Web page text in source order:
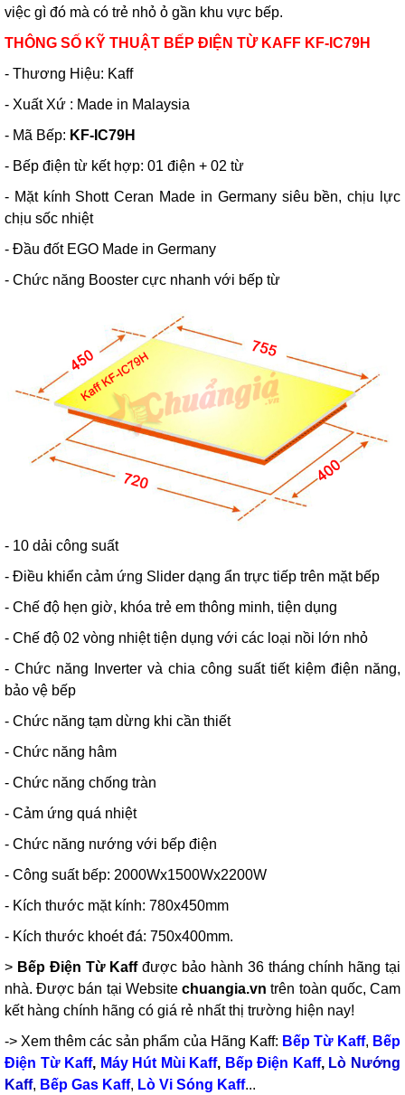
việc gì đó mà có trẻ nhỏ ỏ gần khu vực bếp.
THÔNG SỐ KỸ THUẬT BẾP ĐIỆN TỪ KAFF KF-IC79H
- Thương Hiệu: Kaff
- Xuất Xứ : Made in Malaysia
- Mã Bếp: KF-IC79H
- Bếp điện từ kết hợp: 01 điện + 02 từ
- Mặt kính Shott Ceran Made in Germany siêu bền, chịu lực
chịu sốc nhiệt
- Đầu đốt EGO Made in Germany
- Chức năng Booster cực nhanh với bếp từ
- 10 dải công suất
- Điều khiển cảm ứng Slider dạng ẩn trực tiếp trên mặt bếp
- Chế độ hẹn giờ, khóa trẻ em thông minh, tiện dụng
- Chế độ 02 vòng nhiệt tiện dụng với các loại nồi lớn nhỏ
- Chức năng Inverter và chia công suất tiết kiệm điện năng,
bảo vệ bếp
- Chức năng tạm dừng khi cần thiết
- Chức năng hâm
- Chức năng chống tràn
- Cảm ứng quá nhiệt
- Chức năng nướng với bếp điện
- Công suất bếp: 2000Wx1500Wx2200W
- Kích thước mặt kính: 780x450mm
- Kích thước khoét đá: 750x400mm.
> Bếp Điện Từ Kaffđược bảo hành 36 tháng chính hãng tại
nhà. Được bán tại Websitechuangia.vn trên toàn quốc, Cam
kết hàng chính hãng có giá rẻ nhất thị trường hiện nay!
-> Xem thêm các sản phẩm của Hãng Kaff: Bếp Từ Kaff, Bếp
Điện Từ Kaff, Máy Hút Mùi Kaff, Bếp Điện Kaff, Lò Nướng
Kaff, Bếp Gas Kaff, Lò Vi Sóng Kaff...